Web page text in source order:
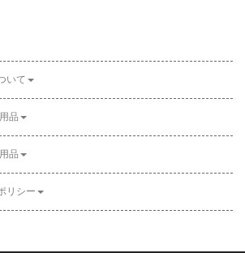
いて
品
品
リシー